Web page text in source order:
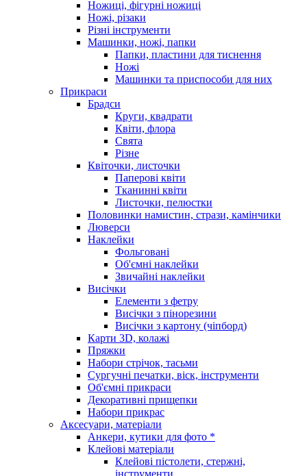
Ножиці, фігурні ножиці
Ножі, різаки
Різні інструменти
Машинки, ножі, папки
Папки, пластини для тиснення
Ножі
Машинки та приспособи для них
Прикраси
Брадси
Круги, квадрати
Квіти, флора
Свята
Різне
Квіточки, листочки
Паперові квіти
Тканинні квіти
Листочки, пелюстки
Половинки намистин, стрази, камінчики
Люверси
Наклейки
Фольговані
Об'ємні наклейки
Звичайні наклейки
Висічки
Елементи з фетру
Висічки з пінорезини
Висічки з картону (чіпборд)
Карти 3D, колажі
Пряжки
Набори стрічок, тасьми
Сургучні печатки, віск, інструменти
Об'ємні прикраси
Декоративні прищепки
Набори прикрас
Аксесуари, матеріали
Анкери, кутики для фото *
Клейові матеріали
Клейові пістолети, стержні,
інструменти